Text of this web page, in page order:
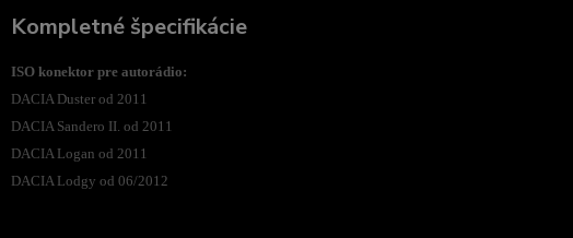
Kompletné špecifikácie
ISO konektor pre autorádio:
DACIA Duster od 2011
DACIA Sandero II. od 2011
DACIA Logan od 2011
DACIA Lodgy od 06/2012